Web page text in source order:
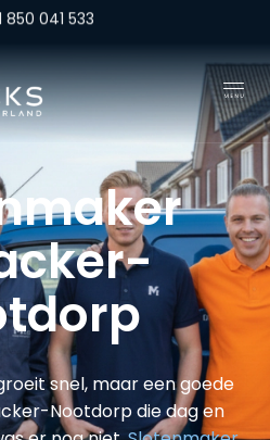
850 041 533
snel, maar een goede
Nootdorp die dag en